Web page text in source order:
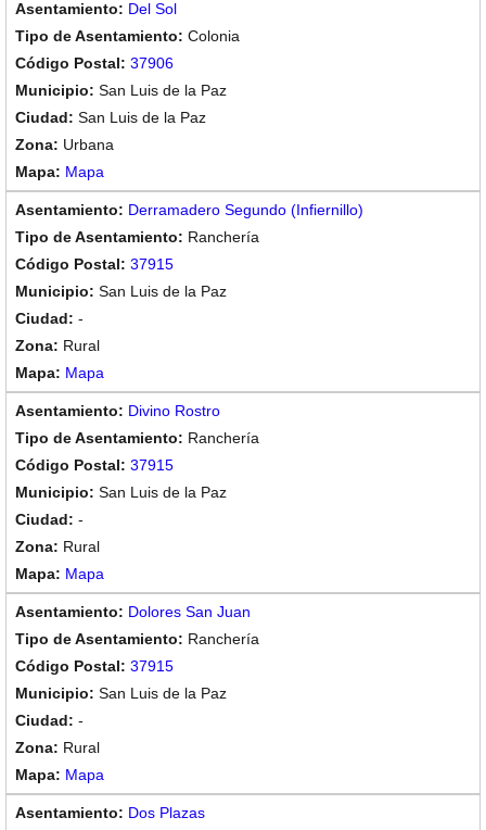
Del Sol
Colonia
37906
San Luis de la Paz
San Luis de la Paz
Urbana
Mapa
Derramadero Segundo (Infiernillo)
Ranchería
37915
San Luis de la Paz
-
Rural
Mapa
Divino Rostro
Ranchería
37915
San Luis de la Paz
-
Rural
Mapa
Dolores San Juan
Ranchería
37915
San Luis de la Paz
-
Rural
Mapa
Dos Plazas